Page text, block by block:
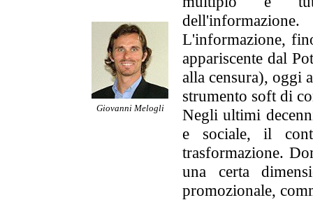
Giovanni Melogli
dell'informazione.
L'informazione,
appariscente dal
alla censura), oggi
strumento soft di
Negli ultimi
e sociale, il
trasformazione.
una certa
promozionale,